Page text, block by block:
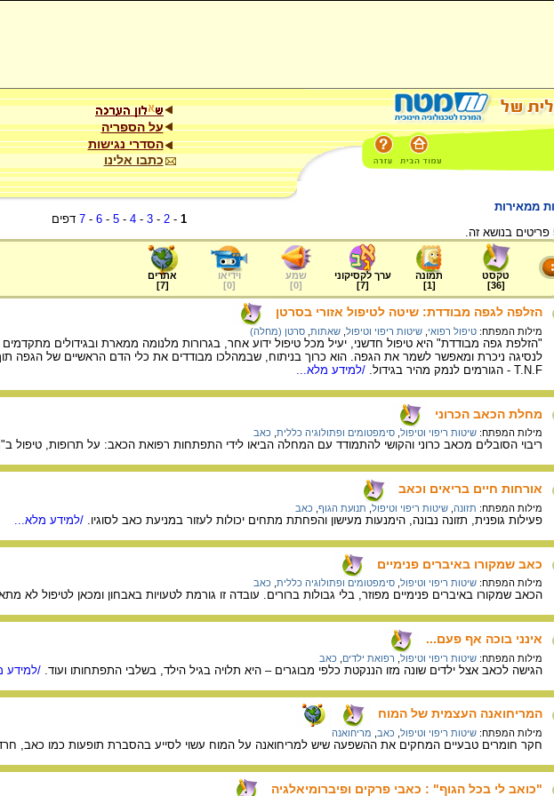
על הספריה
הסדרי נגישות
כתבו אלינו
ממאירות
1
-
2
-
3
-
4
-
5
-
6
-
7 דפים
טקסט
[
36
]
תמונה
[
1
]
ערך לקסיקוני
[
7
]
שמע
[
0
]
וידיאו
[
0
]
אתרים
[
7
]
הזלפה לגפה מבודדת: שיטה לטיפול אזורי בסרטן
מילות המפתח: טיפול רפואי שיטות ריפוי וטיפול שאתות סרטן (מחלה)
"הזלפת גפה מבודדת" היא טיפול חדשני, יעיל מכל טיפול ידוע אחר, בגרורות מלנומה ממארת ובגידולים
לנסיגה ניכרת ומאפשר לשמר את הגפה. הוא כרוך בניתוח, שבמהלכו מבודדים את כלי הדם הראשיים של הגפה תוך
T.N.F - הגורמים לנמק מהיר בגידול.
/למידע מלא...
מחלת הכאב הכרוני
מילות המפתח: שיטות ריפוי וטיפול סימפטומים ופתולוגיה כללית כאב
ריבוי הסובלים מכאב כרוני והקושי להתמודד עם המחלה הביאו לידי התפתחות רפואת הכאב: על תרופות, טיפול
אורחות חיים בריאים וכאב
מילות המפתח: תזונה שיטות ריפוי וטיפול תנועת הגוף כאב
פעילות גופנית, תזונה נבונה, הימנעות מעישון והפחתת מתחים יכולות לעזור במניעת כאב לסוגיו. /למידע מלא...
כאב שמקורו באיברים פנימיים
מילות המפתח: שיטות ריפוי וטיפול סימפטומים ופתולוגיה כללית כאב
הכאב שמקורו באיברים פנימיים מפוזר, בלי גבולות ברורים. עובדה זו גורמת לטעויות באבחון ומכאן לטיפול לא
אינני בוכה אף פעם...
מילות המפתח: שיטות ריפוי וטיפול רפואת ילדים כאב
הגישה לכאב אצל ילדים שונה מזו הננקטת כלפי מבוגרים – היא תלויה בגיל הילד, בשלבי התפתחותו ועוד. /למידע
המריחואנה העצמית של המוח
מילות המפתח: שיטות ריפוי וטיפול כאב מריחואנה
חקר חומרים טבעיים המחקים את ההשפעה שיש למריחואנה על המוח עשוי לסייע בהסברת תופעות כמו כאב,
"כואב לי בכל הגוף" : כאבי פרקים ופיברומיאלגיה